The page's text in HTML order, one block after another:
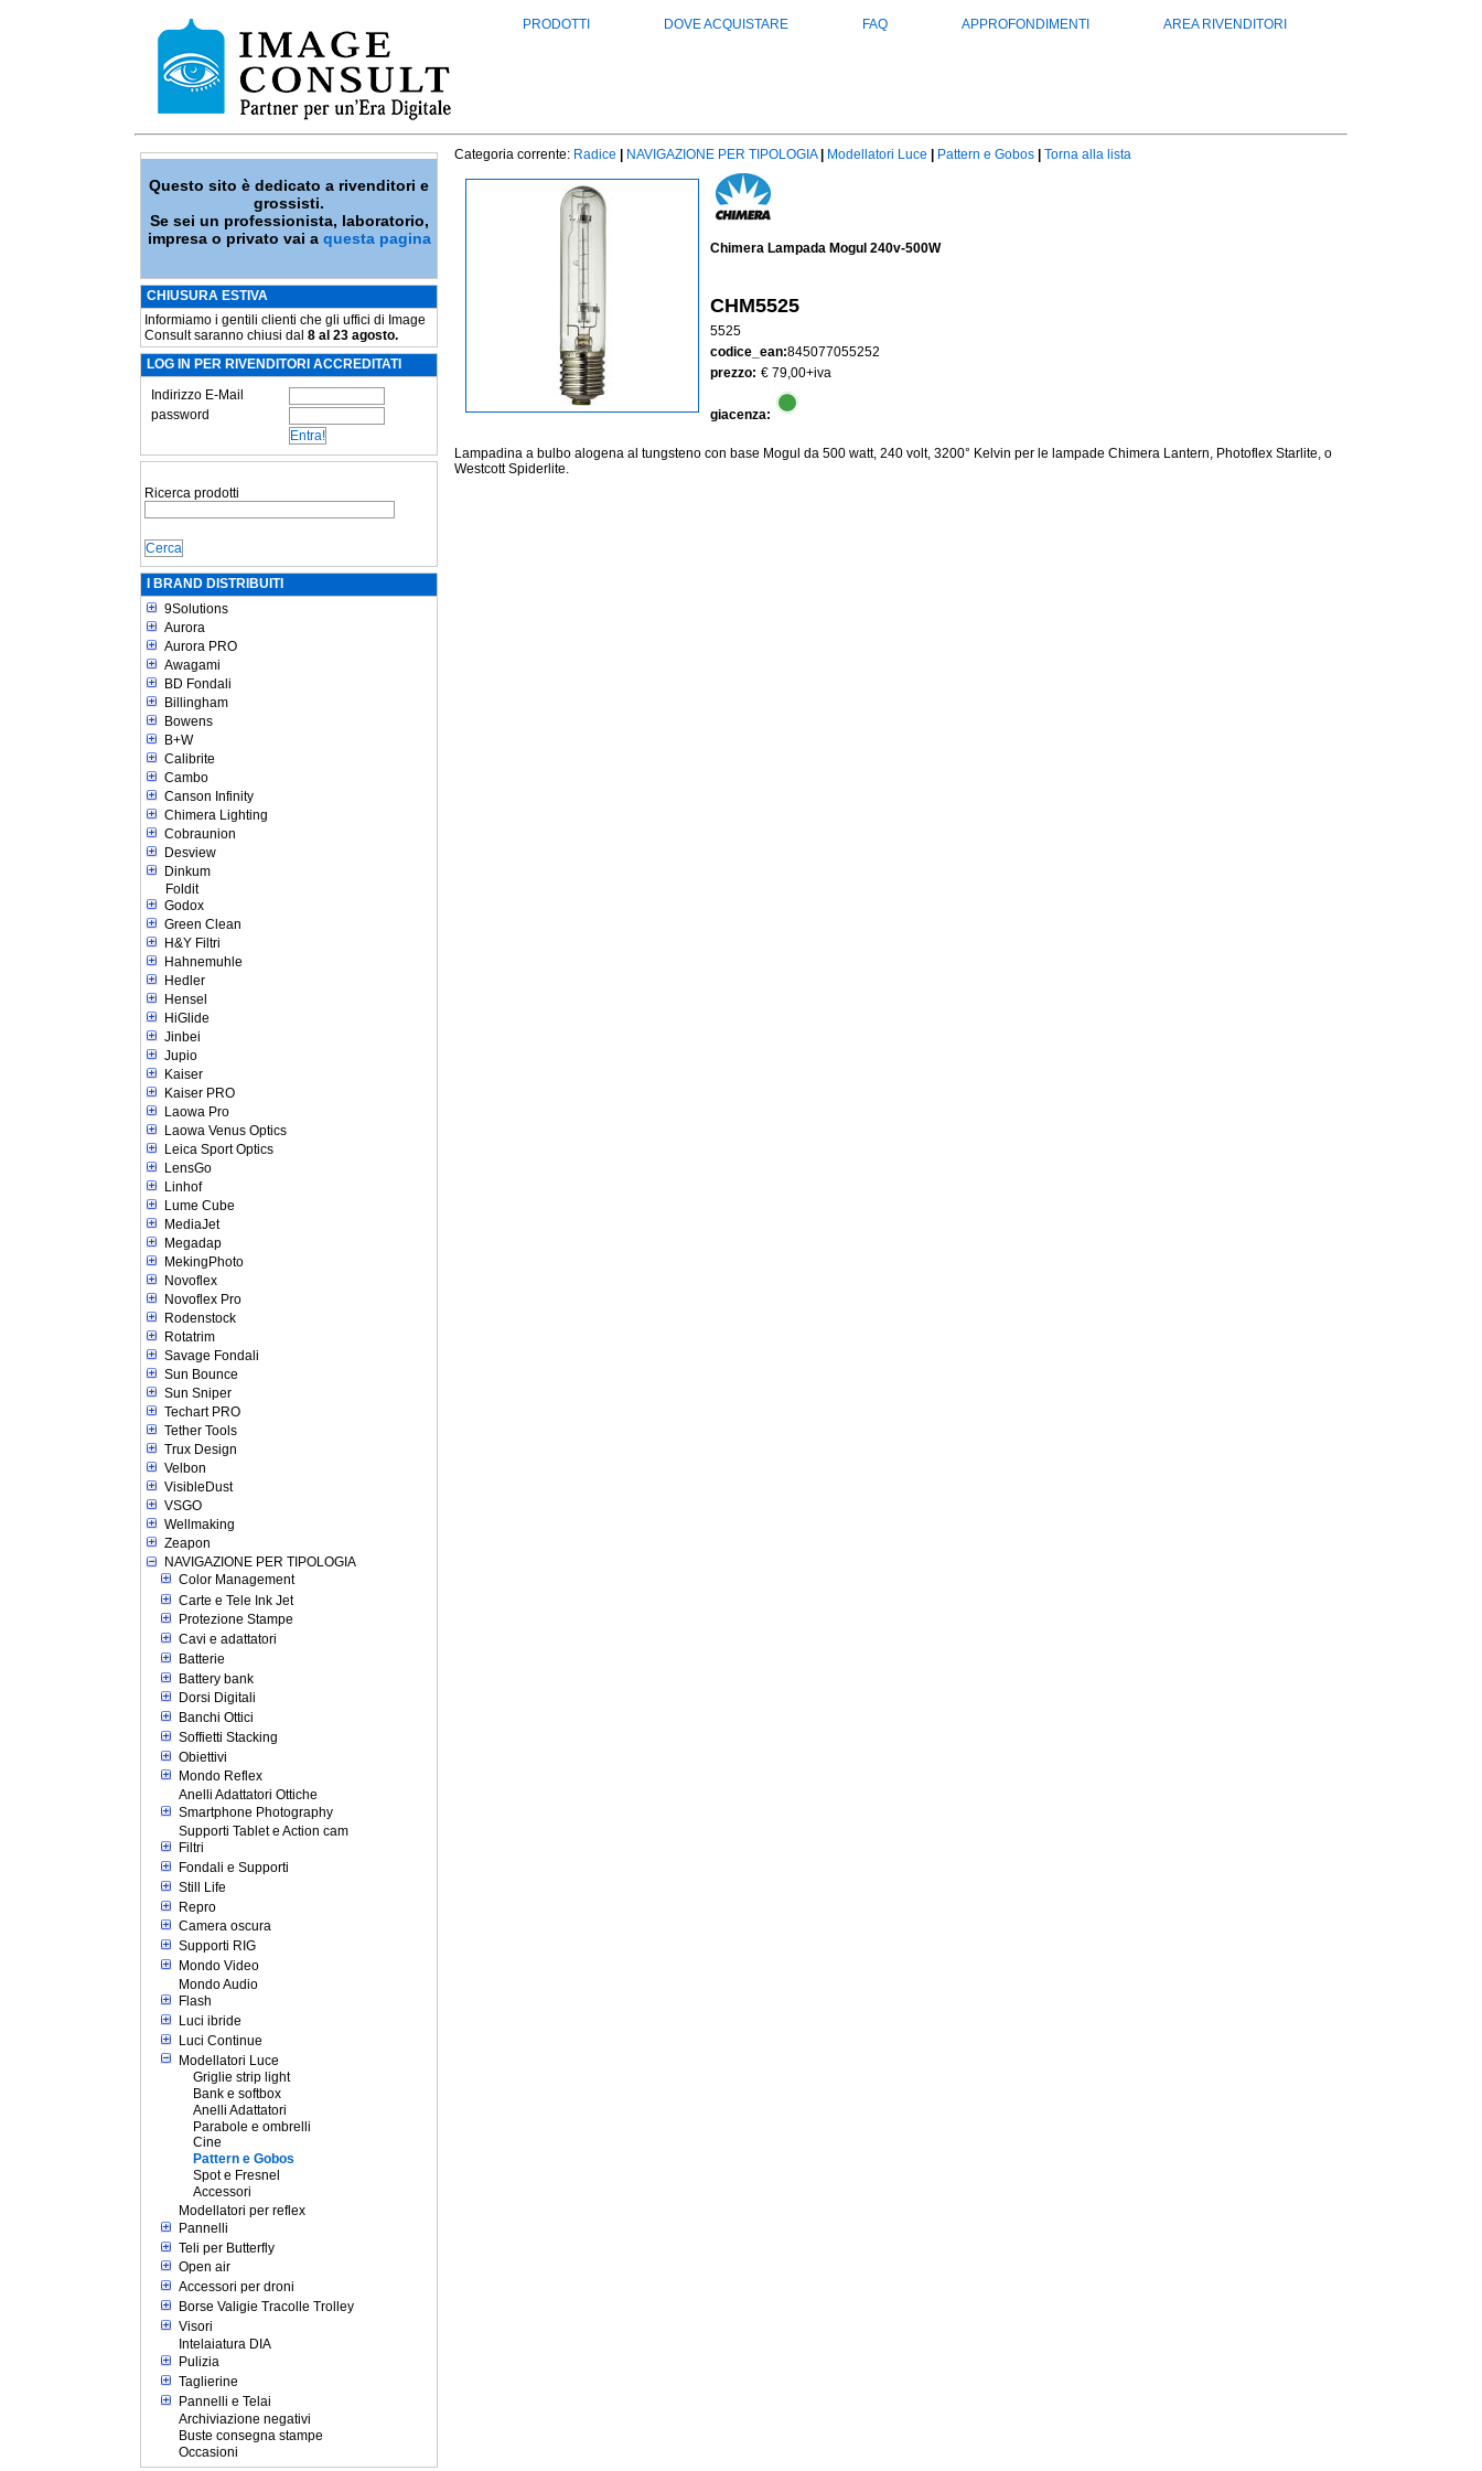
PRODOTTI DOVE ACQUISTARE FAQ APPROFONDIMENTI AREA RIVENDITORI
Questo sito è dedicato a rivenditori e
grossisti.
Se sei un professionista, laboratorio,
impresa o privato vai a questa pagina
CHIUSURA ESTIVA
Informiamo i gentili clienti che gli uffici di Image
Consult saranno chiusi dal 8 al 23 agosto.
LOG IN PER RIVENDITORI ACCREDITATI
Indirizzo E-Mail
password
Ricerca prodotti
I BRAND DISTRIBUITI
9Solutions
Aurora
Aurora PRO
Awagami
BD Fondali
Billingham
Bowens
B+W
Calibrite
Cambo
Canson Infinity
Chimera Lighting
Cobraunion
Desview
Dinkum
Foldit
Godox
Green Clean
H&Y Filtri
Hahnemuhle
Hedler
Hensel
HiGlide
Jinbei
Jupio
Kaiser
Kaiser PRO
Laowa Pro
Laowa Venus Optics
Leica Sport Optics
LensGo
Linhof
Lume Cube
MediaJet
Megadap
MekingPhoto
Novoflex
Novoflex Pro
Rodenstock
Rotatrim
Savage Fondali
Sun Bounce
Sun Sniper
Techart PRO
Tether Tools
Trux Design
Velbon
VisibleDust
VSGO
Wellmaking
Zeapon
NAVIGAZIONE PER TIPOLOGIA
Color Management
Carte e Tele Ink Jet
Protezione Stampe
Cavi e adattatori
Batterie
Battery bank
Dorsi Digitali
Banchi Ottici
Soffietti Stacking
Obiettivi
Mondo Reflex
Anelli Adattatori Ottiche
Smartphone Photography
Supporti Tablet e Action cam
Filtri
Fondali e Supporti
Still Life
Repro
Camera oscura
Supporti RIG
Mondo Video
Mondo Audio
Flash
Luci ibride
Luci Continue
Modellatori Luce
Griglie strip light
Bank e softbox
Anelli Adattatori
Parabole e ombrelli
Cine
Pattern e Gobos
Spot e Fresnel
Accessori
Modellatori per reflex
Pannelli
Teli per Butterfly
Open air
Accessori per droni
Borse Valigie Tracolle Trolley
Visori
Intelaiatura DIA
Pulizia
Taglierine
Pannelli e Telai
Archiviazione negativi
Buste consegna stampe
Occasioni
Categoria corrente: Radice NAVIGAZIONE PER TIPOLOGIA Modellatori Luce Pattern e Gobos Torna alla lista
Chimera Lampada Mogul 240v-500W
CHM5525
5525
codice_ean:845077055252
prezzo: € 79,00+iva
giacenza:
Lampadina a bulbo alogena al tungsteno con base Mogul da 500 watt, 240 volt, 3200° Kelvin per le lampade Chimera Lantern, Photoflex Starlite, o
Westcott Spiderlite.